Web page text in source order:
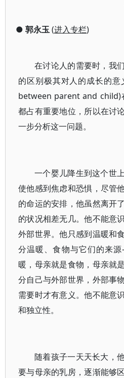
● 郭永玉(进入专栏)
在讨论人的需要时，我
的区别极其对人的成长的
between parent and child)
都占有重要地位，所以在讨
一步分析这一问题。
一个婴儿降生到这个世
使他感到焦虑和恐惧，尽管
的命运的安排，他虽然离开
的状况相差无几。他不能意
外部世界。他只感到温暖和
分温暖、食物与它们的来
暖，母亲就是食物，母亲就
分自己与外部世界，外部事
需要时才有意义。他不能意
和独立性。
随着孩子一天天长大，
要与母亲的乳房，逐渐能够